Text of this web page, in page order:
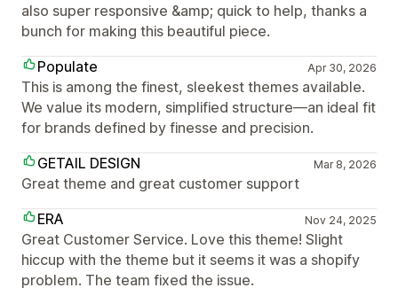
also super responsive &amp; quick to help, thanks a
bunch for making this beautiful piece.
Populate
Apr 30, 2026
This is among the finest, sleekest themes available.
We value its modern, simplified structure—an ideal fit
for brands defined by finesse and precision.
GETAIL DESIGN
Mar 8, 2026
Great theme and great customer support
ERA
Nov 24, 2025
Great Customer Service. Love this theme! Slight
hiccup with the theme but it seems it was a shopify
problem. The team fixed the issue.